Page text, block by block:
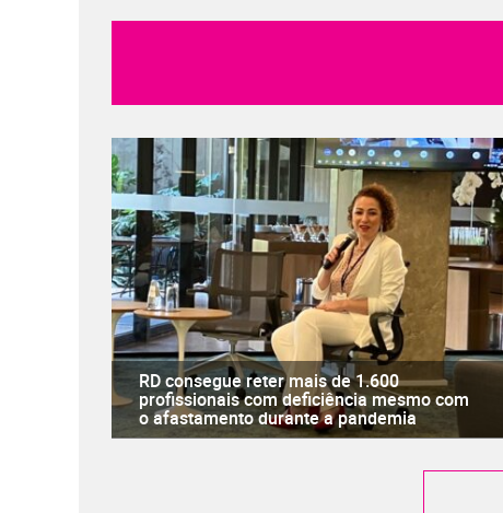
RD consegue reter mais de 1.600
profissionais com deficiência mesmo com
o afastamento durante a pandemia